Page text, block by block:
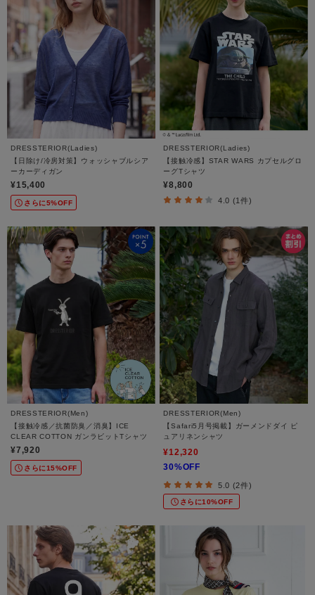
DRESSTERIOR(Ladies)
【日除け/冷房対策】ウォッシャブルシア
ーカーディガン
¥15,400
さらに5%OFF
DRESSTERIOR(Ladies)
【接触冷感】STAR WARS カプセルグロ
ーグTシャツ
¥8,800
4.0 (1件)
DRESSTERIOR(Men)
【接触冷感／抗菌防臭／消臭】ICE
CLEAR COTTON ガンラビットTシャツ
¥7,920
さらに15%OFF
DRESSTERIOR(Men)
【Safari5月号掲載】ガーメンドダイ ピ
ュアリネンシャツ
¥12,320
30%OFF
5.0 (2件)
さらに10%OFF